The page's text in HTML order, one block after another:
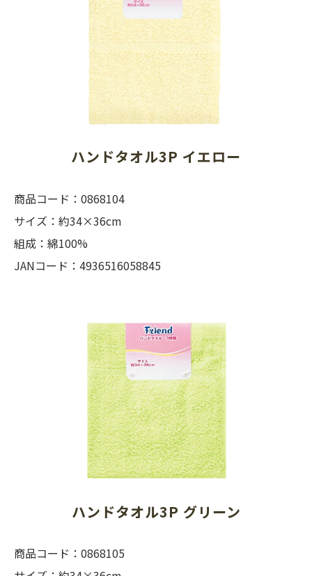
ハンドタオル3P イエロー
商品コード：0868104
サイズ：約34×36cm
組成：綿100%
JANコード：4936516058845
ハンドタオル3P グリーン
商品コード：0868105